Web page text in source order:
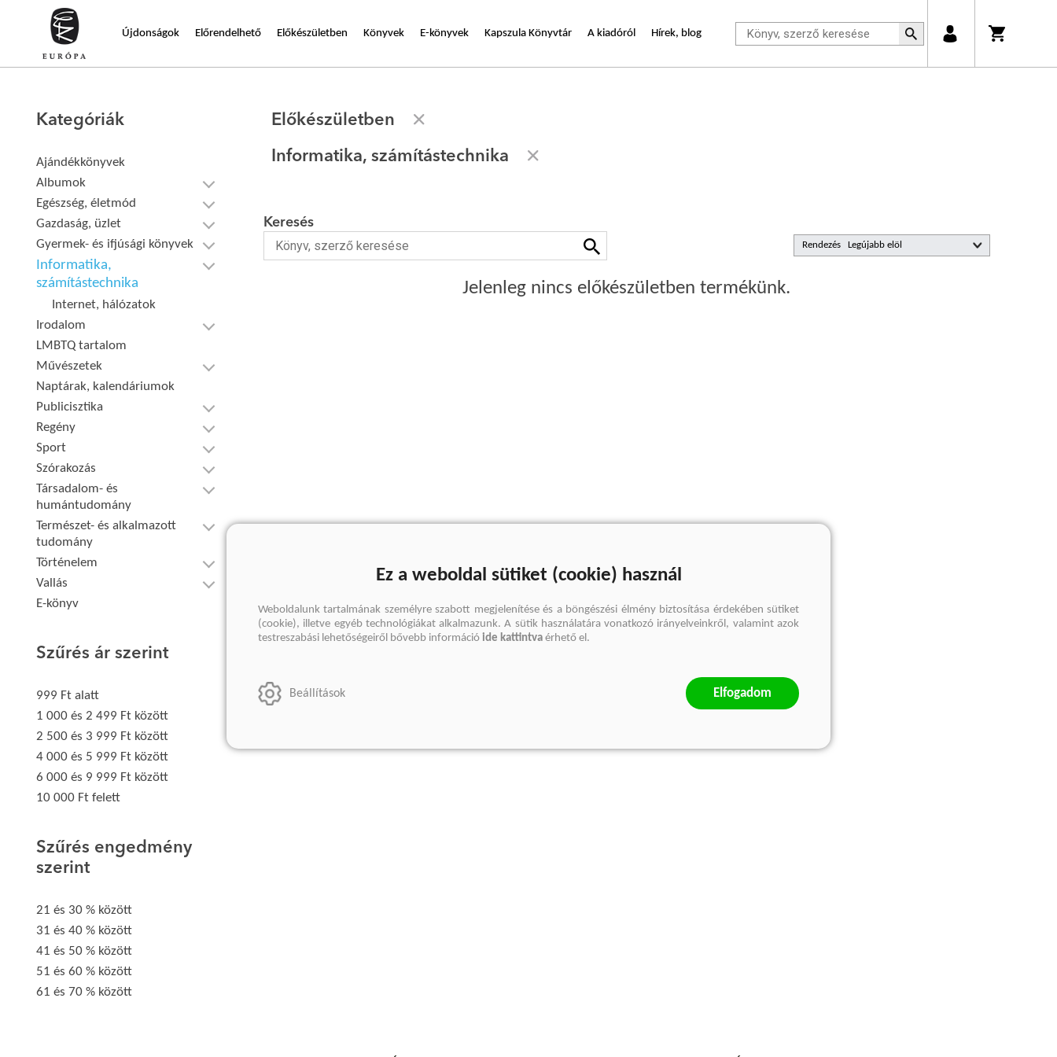
Újdonságok Előrendelhető Előkészületben Könyvek E-könyvek Kapszula Könyvtár A kiadóról Hírek, blog
Kategóriák
Ajándékkönyvek
Albumok
Egészség, életmód
Gazdaság, üzlet
Gyermek- és ifjúsági könyvek
Informatika,
számítástechnika
Internet, hálózatok
Irodalom
LMBTQ tartalom
Művészetek
Naptárak, kalendáriumok
Publicisztika
Regény
Sport
Szórakozás
Társadalom- és
humántudomány
Természet- és alkalmazott
tudomány
Történelem
Vallás
E-könyv
Szűrés ár szerint
999 Ft alatt
1 000 és 2 499 Ft között
2 500 és 3 999 Ft között
4 000 és 5 999 Ft között
6 000 és 9 999 Ft között
10 000 Ft felett
Szűrés engedmény
szerint
21 és 30 % között
31 és 40 % között
41 és 50 % között
51 és 60 % között
61 és 70 % között
Előkészületben
Informatika, számítástechnika
Rendezés
Keresés
Jelenleg nincs előkészületben termékünk.
Ez a weboldal sütiket (cookie) használ
Weboldalunk tartalmának személyre szabott megjelenítése és a böngészési élmény biztosítása érdekében sütiket
(cookie), illetve egyéb technológiákat alkalmazunk. A sütik használatára vonatkozó irányelveinkről, valamint azok
testreszabási lehetőségeiről bővebb információ ide kattintva érhető el.
Beállítások Elfogadom